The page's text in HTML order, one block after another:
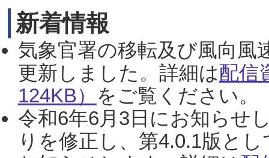
新着情報
気象官署の移転及び風向風
更新しました。詳細は配信
124KB） をご覧ください。
令和6年6月3日にお知らせ
りを修正し、第4.0.1版と